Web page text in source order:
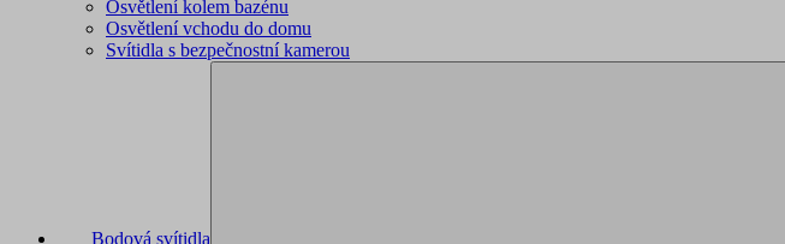
Osvětlení kolem bazénu
Osvětlení vchodu do domu
Svítidla s bezpečnostní kamerou
Bodová svítidla